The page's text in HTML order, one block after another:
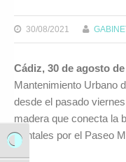
Alternar alto contraste
30/08/2021
Cádiz, 30 de agosto de
Mantenimiento Urbano
desde el pasado
madera que conecta la
Puntales por el Paseo